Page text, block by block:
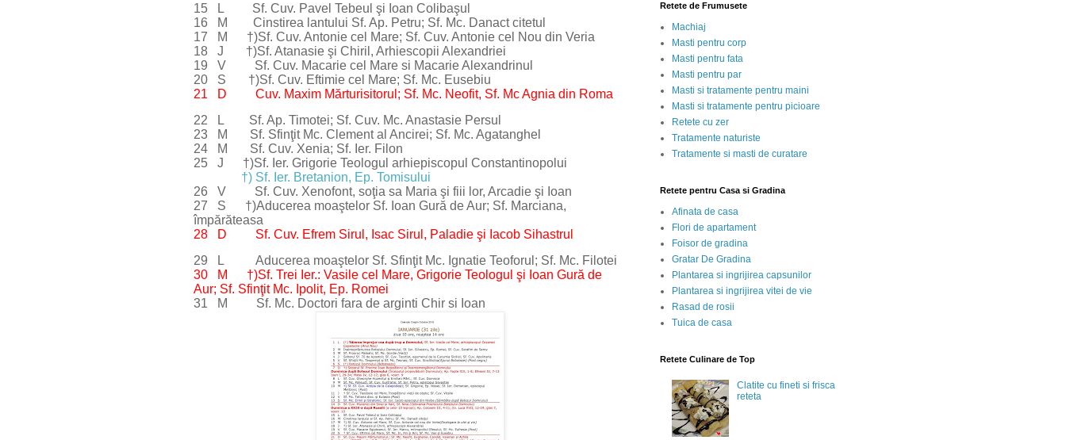
15 L Sf. Cuv. Pavel Tebeul şi Ioan Colibaşul
16 M Cinstirea lantului Sf. Ap. Petru; Sf. Mc. Danact citetul
17 M †)Sf. Cuv. Antonie cel Mare; Sf. Cuv. Antonie cel Nou din Veria
18 J †)Sf. Atanasie şi Chiril, Arhiescopii Alexandriei
19 V Sf. Cuv. Macarie cel Mare si Macarie Alexandrinul
20 S †)Sf. Cuv. Eftimie cel Mare; Sf. Mc. Eusebiu
21 D Cuv. Maxim Mărturisitorul; Sf. Mc. Neofit, Sf. Mc Agnia din Roma
22 L Sf. Ap. Timotei; Sf. Cuv. Mc. Anastasie Persul
23 M Sf. Sfinţit Mc. Clement al Ancirei; Sf. Mc. Agatanghel
24 M Sf. Cuv. Xenia; Sf. Ier. Filon
25 J †)Sf. Ier. Grigorie Teologul arhiepiscopul Constantinopolui
†) Sf. Ier. Bretanion, Ep. Tomisului
26 V Sf. Cuv. Xenofont, soţia sa Maria şi fiii lor, Arcadie şi Ioan
27 S †)Aducerea moaştelor Sf. Ioan Gură de Aur; Sf. Marciana,
împărăteasa
28 D Sf. Cuv. Efrem Sirul, Isac Sirul, Paladie şi Iacob Sihastrul
29 L Aducerea moaştelor Sf. Sfinţit Mc. Ignatie Teoforul; Sf. Mc. Filotei
30 M †)Sf. Trei Ier.: Vasile cel Mare, Grigorie Teologul şi Ioan Gură de
Aur; Sf. Sfinţit Mc. Ipolit, Ep. Romei
31 M Sf. Mc. Doctori fara de arginti Chir si Ioan
Retete de Frumusete
Machiaj
Masti pentru corp
Masti pentru fata
Masti pentru par
Masti si tratamente pentru maini
Masti si tratamente pentru picioare
Retete cu zer
Tratamente naturiste
Tratamente si masti de curatare
Retete pentru Casa si Gradina
Afinata de casa
Flori de apartament
Foisor de gradina
Gratar De Gradina
Plantarea si ingrijirea capsunilor
Plantarea si ingrijirea vitei de vie
Rasad de rosii
Tuica de casa
Retete Culinare de Top
Clatite cu fineti si frisca
reteta